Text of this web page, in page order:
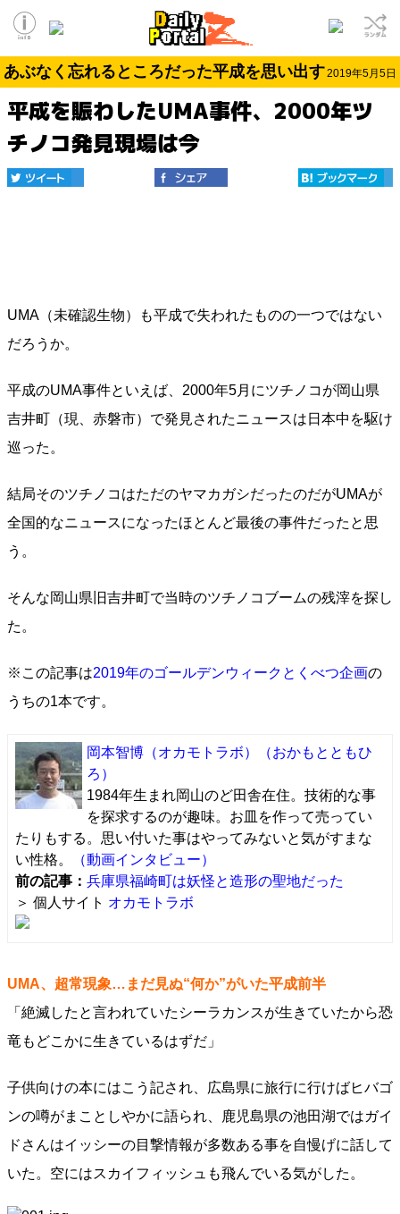
あぶなく忘れるところだった平成を思い出す2019年5月5日
平成を賑わしたUMA事件、2000年ツ
チノコ発見現場は今
UMA（未確認生物）も平成で失われたものの一つではない
だろうか。
平成のUMA事件といえば、2000年5月にツチノコが岡山県
吉井町（現、赤磐市）で発見されたニュースは日本中を駆け
巡った。
結局そのツチノコはただのヤマカガシだったのだがUMAが
全国的なニュースになったほとんど最後の事件だったと思
う。
そんな岡山県旧吉井町で当時のツチノコブームの残滓を探し
た。
※この記事は2019年のゴールデンウィークとくべつ企画の
うちの1本です。
岡本智博（オカモトラボ）
（おかもとともひ
ろ）
1984年生まれ岡山のど田舎在住。技術的な事
を探求するのが趣味。お皿を作って売ってい
たりもする。思い付いた事はやってみないと気がすまな
い性格。
（動画インタビュー）
前の記事： 兵庫県福崎町は妖怪と造形の聖地だった
＞ 個人サイト オカモトラボ
UMA、超常現象…まだ見ぬ“何か”がいた平成前半
「絶滅したと言われていたシーラカンスが生きていたから恐
竜もどこかに生きているはずだ」
子供向けの本にはこう記され、広島県に旅行に行けばヒバゴ
ンの噂がまことしやかに語られ、鹿児島県の池田湖ではガイ
ドさんはイッシーの目撃情報が多数ある事を自慢げに話して
いた。空にはスカイフィッシュも飛んでいる気がした。